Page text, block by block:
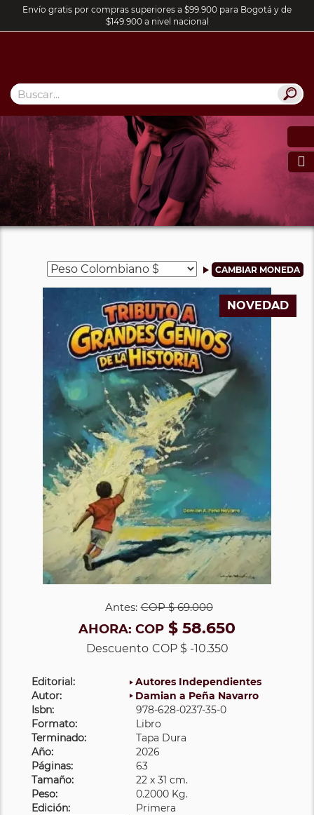
Envío gratis por compras superiores a $99.900 para Bogotá y de
$149.900 a nivel nacional

NOVEDAD
Antes: COP$ 69.000
AHORA: COP $ 58.650
Descuento COP $ -10.350
Editorial:
Autores Independientes
Autor:
Damian a Peña Navarro
Isbn:
978-628-0237-35-0
Formato:
Libro
Terminado:
Tapa Dura
Año:
2026
Páginas:
63
Tamaño:
22 x 31 cm.
Peso:
0.2000 Kg.
Edición:
Primera